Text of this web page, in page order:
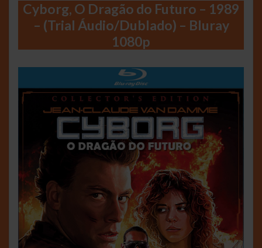
Cyborg, O Dragão do Futuro – 1989
– (Trial Áudio/Dublado) – Bluray
1080p